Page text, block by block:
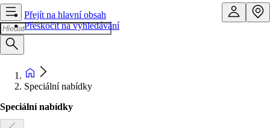
Přejít na hlavní obsah
Přeskočit na vyhledávání
Speciální nabídky
Speciální nabídky